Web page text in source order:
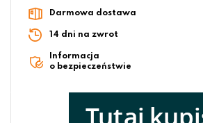
Darmowa dostawa
14 dni na zwrot
Informacja
o bezpieczeństwie